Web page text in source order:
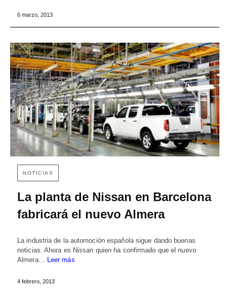
6 marzo, 2013
NOTICIAS
La planta de Nissan en Barcelona
fabricará el nuevo Almera
La industria de la automoción española sigue dando buenas
noticias. Ahora es Nissan quien ha confirmado que el nuevo
Almera… Leer más
4 febrero, 2013